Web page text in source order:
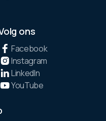
ons
Facebook
Instagram
LinkedIn
YouTube